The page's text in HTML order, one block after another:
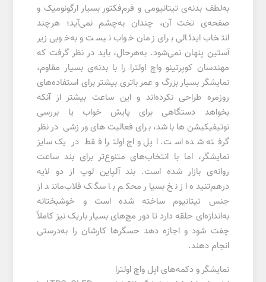
به‌لطف بدنه‌ی تیتانیومی و فرم‌فکتور بسیار ارگونومیک و
صفحه‌ی تخت آن، چندان به‌چشم نمی‌آید؛ هرچند
انتخاب ایدئالی برای زمان خواب نیست و به‌خوبی زیر
آستین پنهان نمی‌شود. به‌هر‌حال، باید در نظر گرفت که
مهندسان کوپرتینو واچ اولترا را با بدنه‌ی بسیار مقاوم،
نمایشگر بسیار بزرگ و عمر باتری بیشتر برای استفاده‌های
روزمره طراحی نکرده‌اند و این ساعت بیشتر از‌ آنکه
بخواهد دستگاهی برای پایش خواب یا بررسی
نوتیفیکیشن‌ها باشد، برای فعالیت‌های ورزشی در نظر
گرفته شده است. اپل واچ اولترا فقط در یک سایز
نمایشگر، اما با انتخاب‌های متنوع‌تر برای بند ساعت
روانه‌ی بازار شده است. بند آلپاین لوپ از دو لایه
در‌هم‌تنیده از نخ بسیار محکم با سگک قلاب‌مانند از
جنس تیتانیوم ساخته شده است و خوشبختانه
به‌اندازه‌ای حلقه دارد تا دور مچ‌های بسیار باریک نیز کاملاً
چفت شود و اجازه دهد حسگرها کارشان را به‌درستی
انجام دهند.
نمایشگر و دکمه‌های اپل واچ اولترا